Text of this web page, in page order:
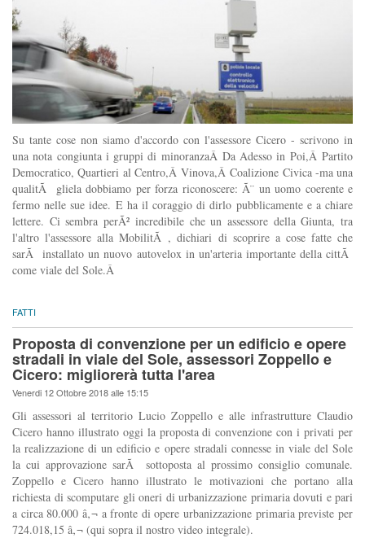
Su tante cose non siamo d'accordo con l'assessore Cicero - scrivono in
una nota congiunta i gruppi di minoranzaÂ Da Adesso in Poi,Â Partito
Democratico, Quartieri al Centro,Â Vinova,Â Coalizione Civica -ma una
qualitÃ gliela dobbiamo per forza riconoscere: Ã¨ un uomo coerente e
fermo nelle sue idee. E ha il coraggio di dirlo pubblicamente e a chiare
lettere. Ci sembra perÃ² incredibile che un assessore della Giunta, tra
l'altro l'assessore alla MobilitÃ , dichiari di scoprire a cose fatte che
sarÃ installato un nuovo autovelox in un'arteria importante della cittÃ
come viale del Sole.Â
FATTI
Proposta di convenzione per un edificio e opere
stradali in viale del Sole, assessori Zoppello e
Cicero: migliorerà tutta l'area
Venerdi 12 Ottobre 2018 alle 15:15
Gli assessori al territorio Lucio Zoppello e alle infrastrutture Claudio
Cicero hanno illustrato oggi la proposta di convenzione con i privati per
la realizzazione di un edificio e opere stradali connesse in viale del Sole
la cui approvazione sarÃ sottoposta al prossimo consiglio comunale.
Zoppello e Cicero hanno illustrato le motivazioni che portano alla
richiesta di scomputare gli oneri di urbanizzazione primaria dovuti e pari
a circa 80.000 â‚¬ a fronte di opere urbanizzazione primaria previste per
724.018,15 â‚¬ (qui sopra il nostro video integrale).